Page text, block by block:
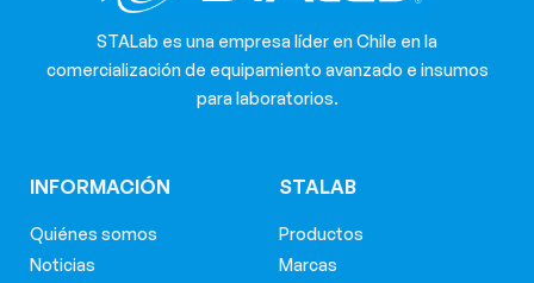
STALab es una empresa líder en Chile en la
comercialización de equipamiento avanzado e insumos
para laboratorios.
INFORMACIÓN
Quiénes somos
Noticias
STALAB
Productos
Marcas